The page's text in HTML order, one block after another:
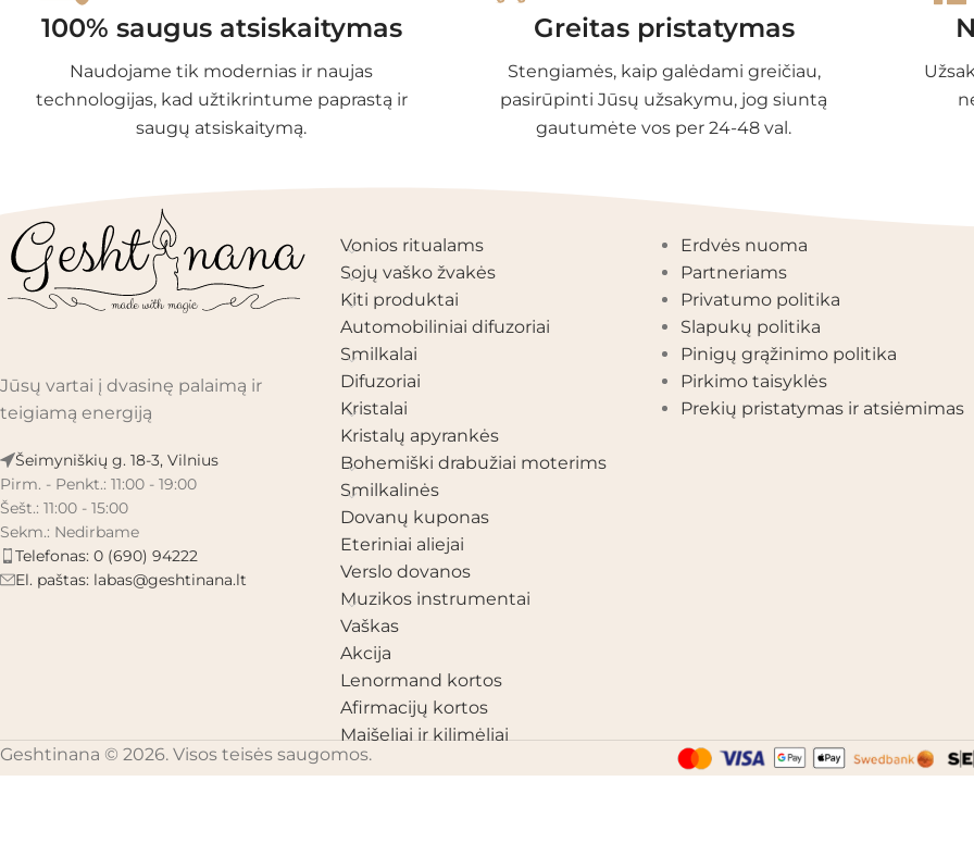
100% saugus atsiskaitymas
Naudojame tik modernias ir naujas
technologijas, kad užtikrintume paprastą ir
saugų atsiskaitymą.
Greitas pristatymas
Stengiamės, kaip galėdami greičiau,
pasirūpinti Jūsų užsakymu, jog siuntą
gautumėte vos per 24-48 val.
Jūsų vartai į dvasinę palaimą ir
teigiamą energiją
Šeimyniškių g. 18-3, Vilnius
Pirm. - Penkt.: 11:00 - 19:00
Šešt.: 11:00 - 15:00
Sekm.: Nedirbame
Telefonas: 0 (690) 94222
El. paštas: labas@geshtinana.lt
PRODUKTŲ KATEGORIJOS
Vonios ritualams
Sojų vaško žvakės
Kiti produktai
Automobiliniai difuzoriai
Smilkalai
Difuzoriai
Kristalai
Kristalų apyrankės
Bohemiški drabužiai moterims
Smilkalinės
Dovanų kuponas
Eteriniai aliejai
Verslo dovanos
Muzikos instrumentai
Vaškas
Akcija
Lenormand kortos
Afirmacijų kortos
Maišeliai ir kilimėliai
Erdvės nuoma
Partneriams
Privatumo politika
Slapukų politika
Pinigų grąžinimo politika
Pirkimo taisyklės
Prekių pristatymas ir atsiėmimas
Geshtinana © 2026. Visos teisės saugomos.